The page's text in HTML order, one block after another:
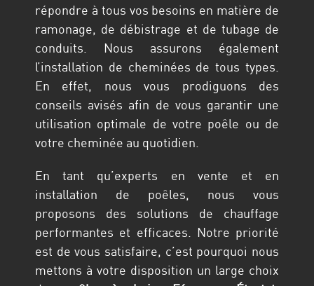
répondre à tous vos besoins en matière de
ramonage, de débistrage et de tubage de
conduits. Nous assurons également
l’installation de cheminées de tous types.
En effet, nous vous prodiguons des
conseils avisés afin de vous garantir une
utilisation optimale de votre poêle ou de
votre cheminée au quotidien.
En tant qu’experts en vente et en
installation de poêles, nous vous
proposons des solutions de chauffage
performantes et efficaces. Notre priorité
est de vous satisfaire, c’est pourquoi nous
mettons à votre disposition un large choix